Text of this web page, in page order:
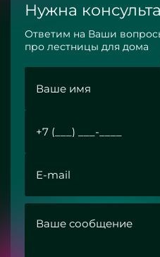
Нужна
Ответим на Ваши
про лестницы для дома